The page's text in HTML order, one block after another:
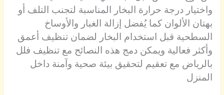
واختيار درجة حرارة البخار المناسبة لتجنب التلف أو
بهتان الألوان كما يُفضل إزالة الغبار والأوساخ
السطحية قبل استخدام البخار لضمان تنظيف أعمق
وأكثر فعالية ويمكن دمج هذه النصائح مع تنظيف فلل
بالرياض مع تعقيم لتحقيق بيئة صحية وآمنة داخل
المنزل